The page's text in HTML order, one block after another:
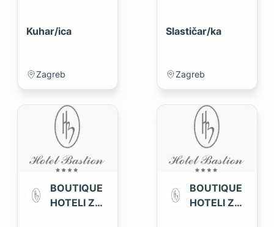
Kuhar/ica
Zagreb
Slastičar/ka
Zagreb
BOUTIQUE
HOTELI ZAD
BOUTIQUE
HOTELI ZAD